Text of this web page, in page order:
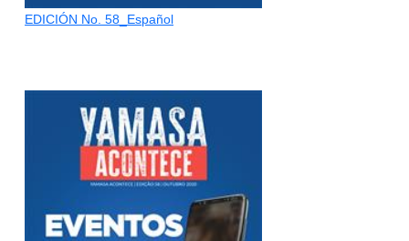
EDICIÓN No. 58_Español